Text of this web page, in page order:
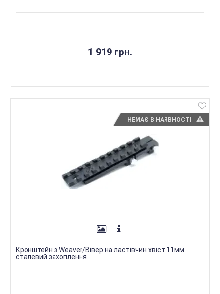
1 919 грн.
НЕМАЄ В НАЯВНОСТІ
Кронштейн з Weaver/Вівер на ластівчин хвіст 11мм
сталевий захоплення